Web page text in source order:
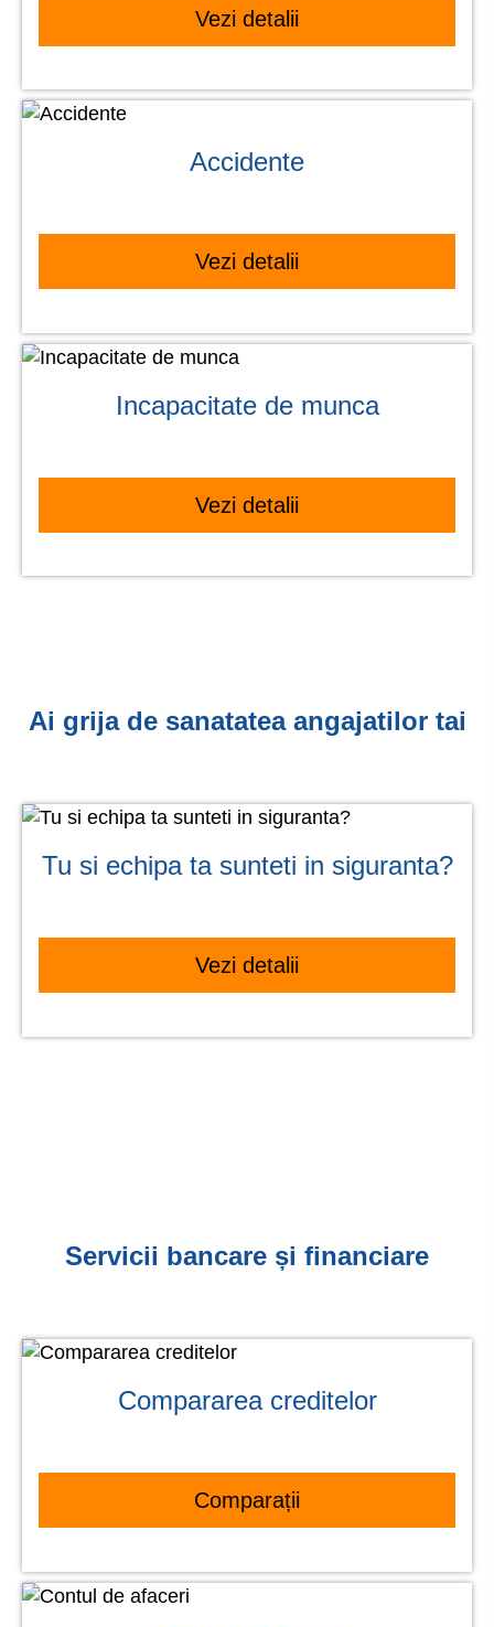
Vezi detalii
Accidente
Vezi detalii
Incapacitate de munca
Vezi detalii
Ai grija de sanatatea angajatilor tai
Tu si echipa ta sunteti in siguranta?
Vezi detalii
Servicii bancare și financiare
Compararea creditelor
Comparații